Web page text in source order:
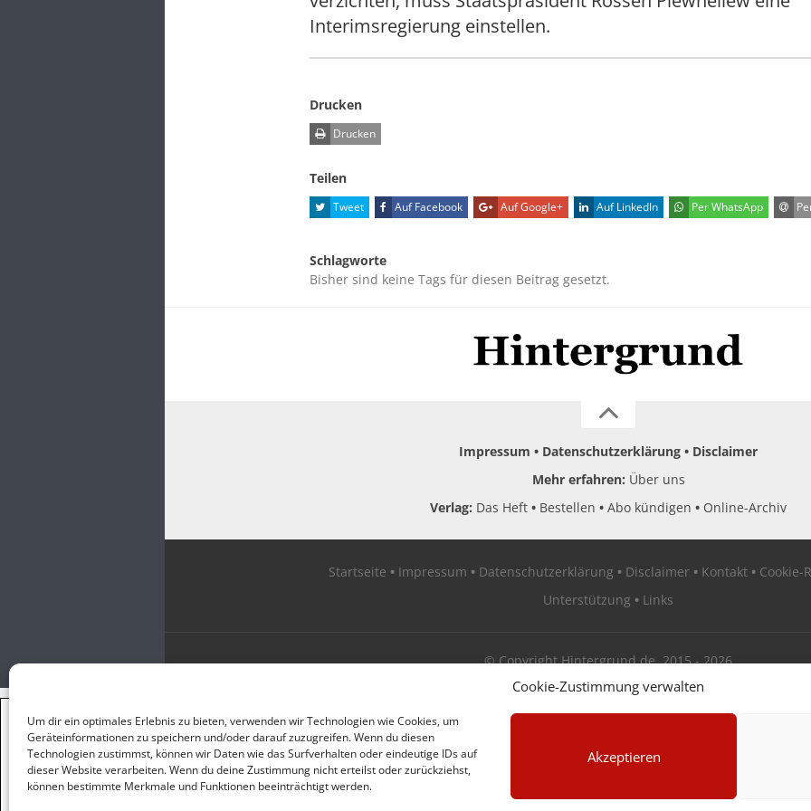
Cookie-Zustimmung verwalten
Um dir ein optimales Erlebnis zu bieten, verwenden wir Technologien wie Cookies, um
Geräteinformationen zu speichern und/oder darauf zuzugreifen. Wenn du diesen
Technologien zustimmst, können wir Daten wie das Surfverhalten oder eindeutige IDs auf
dieser Website verarbeiten. Wenn du deine Zustimmung nicht erteilst oder zurückziehst,
können bestimmte Merkmale und Funktionen beeinträchtigt werden.
Akzeptieren
Interimsregierung einstellen.
Drucken
Drucken
Teilen
Tweet Auf Facebook Auf Google+ Auf LinkedIn Per WhatsApp
Schlagworte
Bisher sind keine Tags für diesen Beitrag gesetzt.
Impressum Datenschutzerklärung
Disclaimer
Mehr erfahren: Über uns
Verlag: Das Heft Bestellen Abo kündigen Online-Archiv
Startseite Impressum Datenschutzerklärung Disclaimer Kontakt
Cookie-
Unterstützung
Links
© Copyright Hintergrund.de, 2015 - 2026
Zum Newsletter jetzt kostenlos anmelden
E-Mail
GUTER JOURNALISMUS
KOSTET GELD
×